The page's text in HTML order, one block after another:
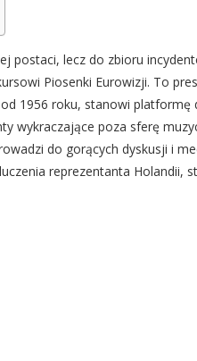
postaci, lecz do zbioru
Piosenki Eurowizji. To
1956 roku, stanowi platformę
wykraczające poza sferę
do gorących dyskusji i
reprezentanta Holandii,